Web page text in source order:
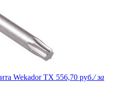
Wekador TX 556,70 руб./ за